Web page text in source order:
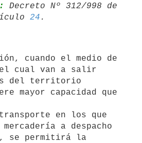
Decreto Nº 312/998 de
24
cuando el medio de
cual van a salir
del territorio
mayor capacidad que
en los que
a despacho
se permitirá la